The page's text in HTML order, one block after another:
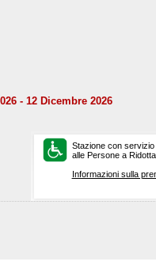
- 12 Dicembre 2026
Stazione con
alle Persone a
Informazioni sulla